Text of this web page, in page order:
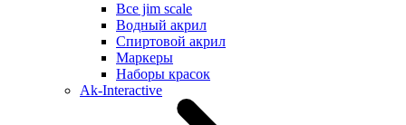
Все jim scale
Водный акрил
Спиртовой акрил
Маркеры
Наборы красок
Ak-Interactive